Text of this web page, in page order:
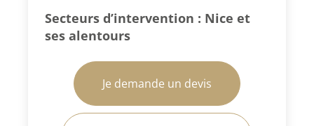
Secteurs d’intervention : Nice et
ses alentours
Je demande un devis